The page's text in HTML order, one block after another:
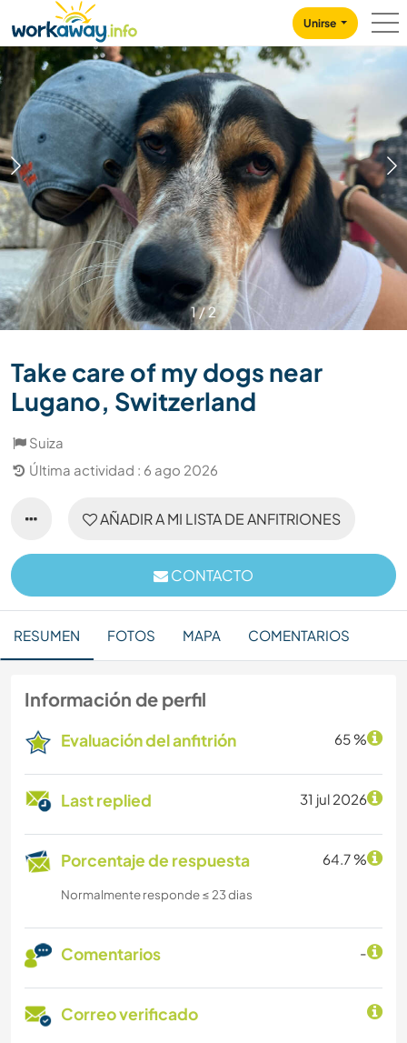
CONTENT
MAIN NAVIGATION
Unirse
1/2
Take care of my dogs near
Lugano, Switzerland
Suiza
Última actividad : 6 ago 2026
AÑADIR A MI LISTA DE ANFITRIONES
CONTACTO
RESUMEN FOTOS MAPA COMENTARIOS
Información de perfil
Evaluación del anfitrión 65 %
Last replied 31 jul 2026
Porcentaje de respuesta 64.7 %
Normalmente responde ≤ 23 dias
Comentarios -
Correo verificado